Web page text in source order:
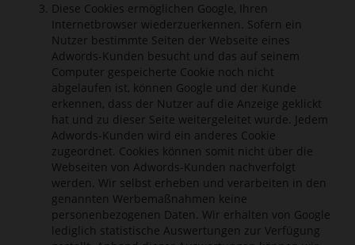
Diese Cookies ermöglichen Google, Ihren
Internetbrowser wiederzuerkennen. Sofern ein
Nutzer bestimmte Seiten der Webseite eines
Adwords-Kunden besucht und das auf seinem
Computer gespeicherte Cookie noch nicht
abgelaufen ist, können Google und der Kunde
erkennen, dass der Nutzer auf die Anzeige geklickt
hat und zu dieser Seite weitergeleitet wurde. Jedem
Adwords-Kunden wird ein anderes Cookie
zugeordnet. Cookies können somit nicht über die
Webseiten von Adwords-Kunden nachverfolgt
werden. Wir selbst erheben und verarbeiten in den
genannten Werbemaßnahmen keine
personenbezogenen Daten. Wir erhalten von Google
lediglich statistische Auswertungen zur Verfügung